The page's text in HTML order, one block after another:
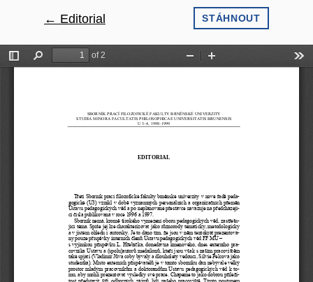
← Návrat na podrobnosti článku
Editorial STÁHNOUT